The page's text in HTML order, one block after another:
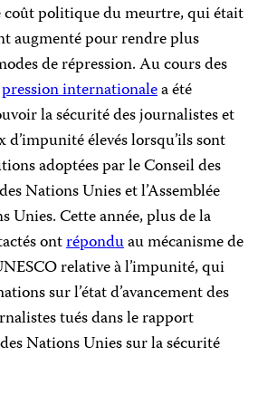
coût politique du meurtre, qui était
augmenté pour rendre plus
de répression. Au cours des
pression internationalea été
la sécurité des journalistes et
élevés lorsqu’ils sont
adoptées par le Conseil des
Nations Unies et l’Assemblée
Unies. Cette année, plus de la
ontréponduau mécanisme de
relative à l’impunité, qui
sur l’état d’avancement des
tués dans le rapport
Nations Unies sur la sécurité